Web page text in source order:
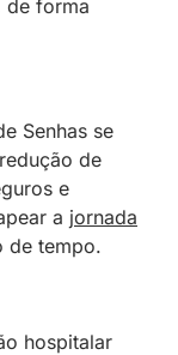
de forma
Senhas se
de
e
a jornada
de tempo.
hospitalar